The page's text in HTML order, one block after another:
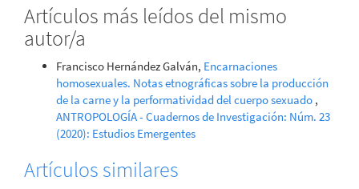
Artículos más leídos del mismo
autor/a
Francisco Hernández Galván, Encarnaciones
homosexuales. Notas etnográficas sobre la producción
de la carne y la performatividad del cuerpo sexuado ,
ANTROPOLOGÍA - Cuadernos de Investigación: Núm. 23
(2020): Estudios Emergentes
Artículos similares